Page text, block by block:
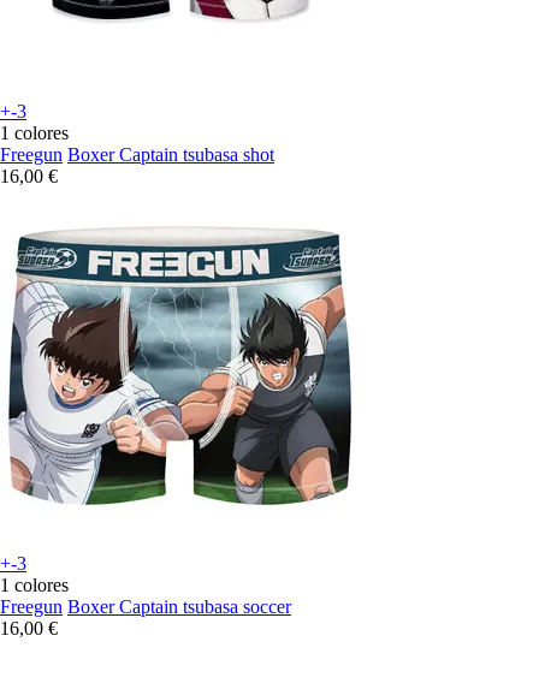
+-3
1 colores
Freegun Boxer Captain tsubasa shot
16,00 €
+-3
1 colores
Freegun Boxer Captain tsubasa soccer
16,00 €